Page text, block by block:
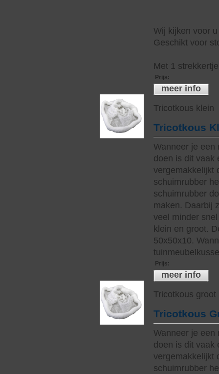
Wij kijken voor
Geschikt voor
Met 1
Prijs:
meer info
Tricotkous klein
Tricotkous
Wanneer je een
doen is dit vaak
vergemakkelijkt
schuimrubber
schuimrubber
maken. Daarbij
veel minder
klein en groot.
50x50x10.
Prijs:
meer info
Tricotkous groot
Tricotkous
Wanneer je een
doen is dit vaak
vergemakkelijkt
schuimrubber